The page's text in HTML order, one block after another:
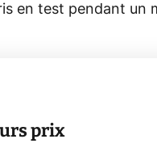
en test pendant un
prix